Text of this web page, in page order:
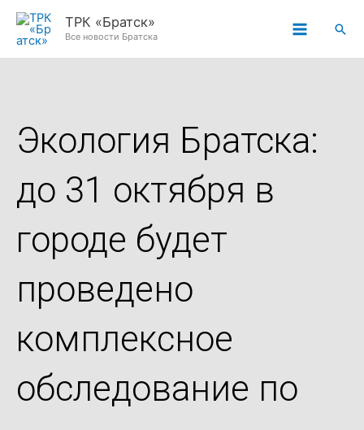
Перейти
ТРК «Братск»
Все новости Братска
Экология Братска:
до 31 октября в
городе будет
проведено
комплексное
обследование по